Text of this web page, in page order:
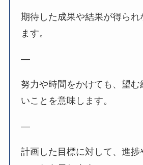
期待した成果や結果が得られ
ます。
—
努力や時間をかけても、望む
いことを意味します。
—
計画した目標に対して、進捗